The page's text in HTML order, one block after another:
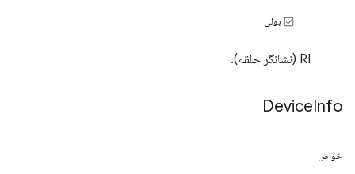
بولی
RI (نشانگر حلقه).
DeviceInfo
خواص